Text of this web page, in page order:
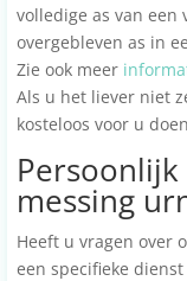
volledige as van een
overgebleven as in
Zie ook meer
Als u het liever niet
kosteloos voor u
messing
Heeft u vragen over
een specifieke